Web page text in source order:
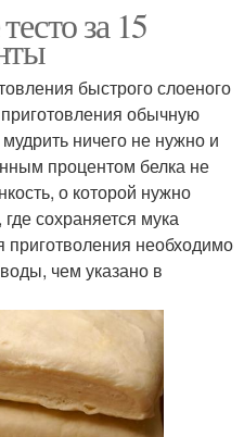
за 15
быстрого слоеного
обычную
ничего не нужно и
процентом белка не
о которой нужно
сохраняется мука
приготволения необходимо
чем указано в